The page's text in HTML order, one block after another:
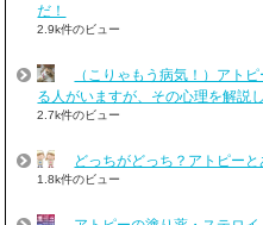
だ！
2.9k件のビュー
（こりゃもう病気！）アト
る人がいますが、その心理を解説
2.7k件のビュー
どっちがどっち？アトピー
1.8k件のビュー